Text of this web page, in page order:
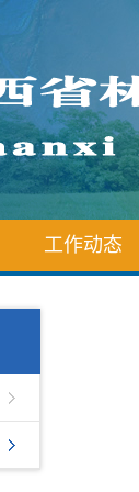
工作动态